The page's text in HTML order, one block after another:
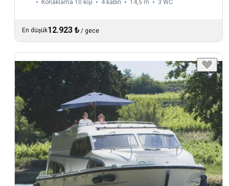
Konaklama 10 kişi 4 kabin 14,5 m 3 WC
En düşük12.923 ₺ / gece